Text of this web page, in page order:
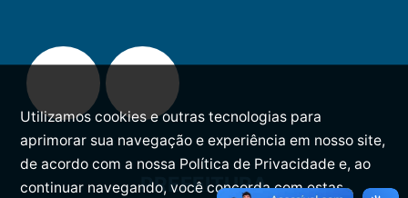
PREFEITURA
Utilizamos cookies e outras tecnologias para
aprimorar sua navegação e experiência em nosso site,
de acordo com a nossa Política de Privacidade e, ao
continuar navegando, você concorda com estas